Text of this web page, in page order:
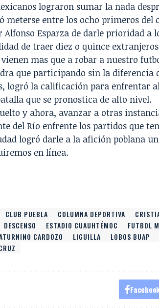
lograron sumar la nada
meterse entre los ocho primeros del
Esparza de darle prioridad a
de traer diez o quince
mas que a robar a nuestro
que participando sin la diferencia
logró la calificación para enfrentar
que se pronostica de alto nivel.
y ahora, avanzar a otras
del Río enfrente los partidos que
logró darle a la afición poblana
en línea.
CLUB PUEBLA COLUMNA DEPORTIVA
DESCENSO ESTADIO CUAUHTÉMOC
FUTBOL
CARDOZO LIGUILLA LOBOS BUAP